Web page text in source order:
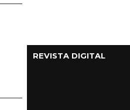
REVISTA DIGITAL